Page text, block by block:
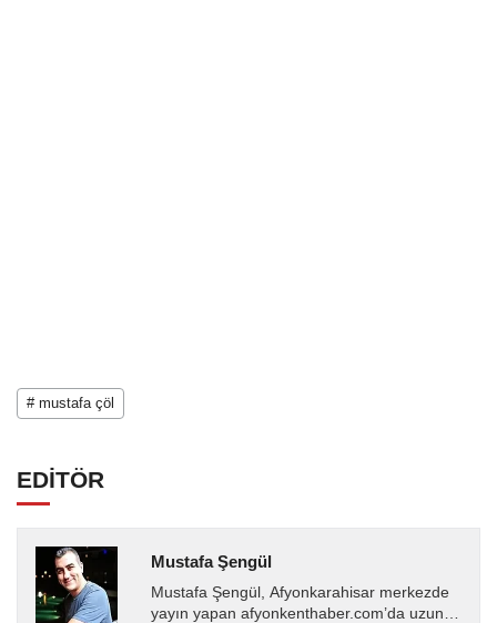
# mustafa çöl
EDİTÖR
Mustafa Şengül
Mustafa Şengül, Afyonkarahisar merkezde
yayın yapan afyonkenthaber.com’da uzun